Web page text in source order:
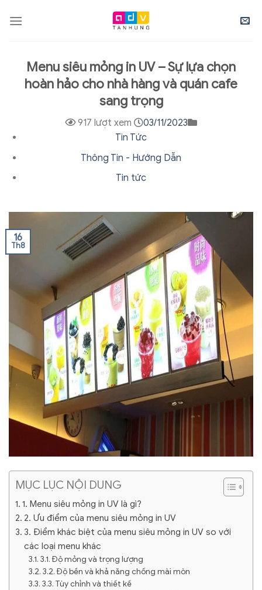
Menu siêu mỏng in UV – Sự lựa chọn
hoàn hảo cho nhà hàng và quán cafe
sang trọng
917 lượt xem
03/11/2023
Tin Tức
Thông Tin - Hướng Dẫn
Tin tức
16
Th8
MỤC LỤC NỘI DUNG
1. Menu siêu mỏng in UV là gì?
2. Ưu điểm của menu siêu mỏng in UV
3. Điểm khác biệt của menu siêu mỏng in UV so với
các loại menu khác
3.1. Độ mỏng và trọng lượng
3.2. Độ bền và khả năng chống mài mòn
3.3. Tùy chỉnh và thiết kế